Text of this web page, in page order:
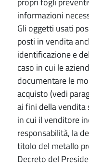
informazioni
Gli oggetti usati
posti in vendita
identificazione e
caso in cui le
documentare le
acquisto (vedi
ai fini della
in cui il venditore
responsabilità, la
titolo del metallo
Decreto del